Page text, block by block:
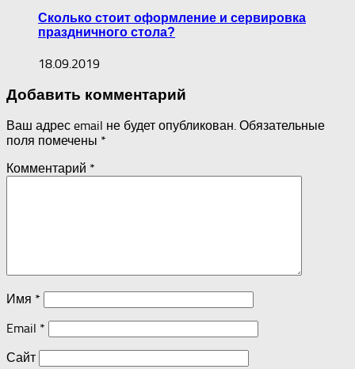
Сколько стоит оформление и сервировка
праздничного стола?
18.09.2019
Добавить комментарий
Ваш адрес email не будет опубликован. Обязательные
поля помечены *
Комментарий *
Имя *
Email *
Сайт